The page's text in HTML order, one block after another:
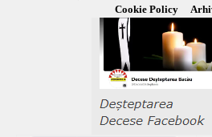
Cookie Policy